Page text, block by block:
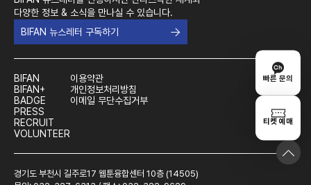
빠른 문의
티켓 예매
다양한 정보 & 소식을 만나실 수 있습니다.
BIFAN 뉴스레터 구독하기
BIFAN
BIFAN+
BADGE
PRESS
RECRUIT
VOLUNTEER
이용약관
개인정보처리방침
이메일 무단수집거부
경기도 부천시 길주로17 웹툰융합센터 10층 (14505)